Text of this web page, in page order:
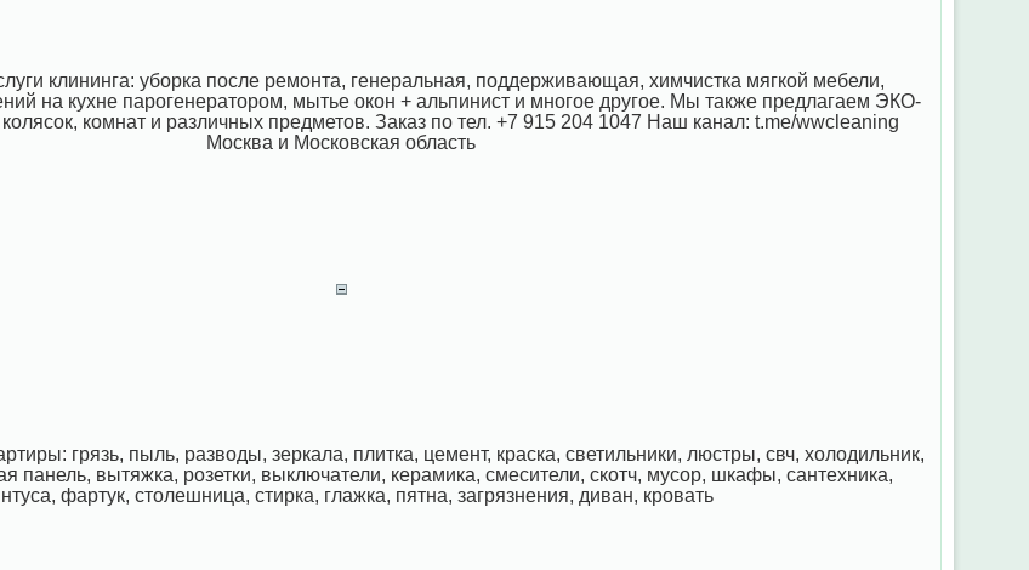
клининга: уборка после ремонта, генеральная, поддерживающая, химчистка мягкой мебели,
на кухне парогенератором, мытье окон + альпинист и многое другое. Мы также предлагаем ЭКО-
колясок, комнат и различных предметов. Заказ по тел. +7 915 204 1047 Наш канал: t.me/wwcleaning
Москва и Московская область
грязь, пыль, разводы, зеркала, плитка, цемент, краска, светильники, люстры, свч, холодильник,
панель, вытяжка, розетки, выключатели, керамика, смесители, скотч, мусор, шкафы, сантехника,
фартук, столешница, стирка, глажка, пятна, загрязнения, диван, кровать